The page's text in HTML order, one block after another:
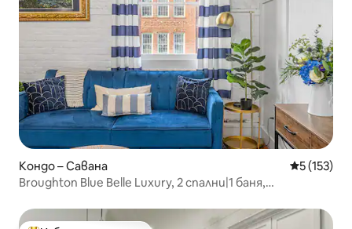
Кондо – Савана Средна
5 (153)
Broughton Blue Belle Luxury, 2 спални|1 баня,